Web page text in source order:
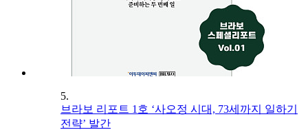
5.
브라보 리포트 1호 ‘사오정 시대, 73세까지 일하기
전략’ 발간